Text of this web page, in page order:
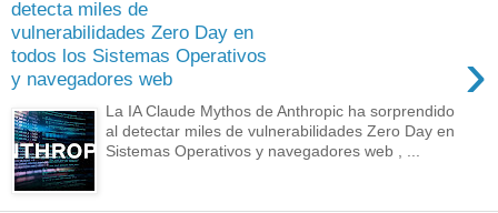
detecta miles de
vulnerabilidades Zero Day en
todos los Sistemas Operativos
y navegadores web
›
La IA Claude Mythos de Anthropic ha sorprendido
al detectar miles de vulnerabilidades Zero Day en
Sistemas Operativos y navegadores web , ...